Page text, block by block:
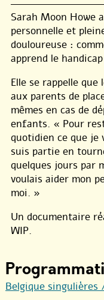
Sarah Moon Howe
personnelle et
douloureuse :
apprend le
Elle se rappelle
aux parents de
mêmes en cas de
enfants. « Pour
quotidien ce que je
suis partie en
quelques jours par
voulais aider mon
moi. »
Un documentaire
WIP.
Belgique